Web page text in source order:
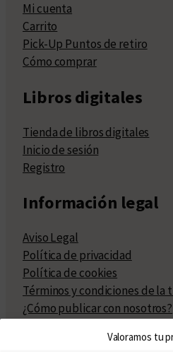
Valoramos tu
Mi cuenta
Carrito
Pick-Up Puntos de retiro
Cómo comprar
Libros digitales
Tienda de libros digitales
Inicio de sesión
Registro
Información legal
Aviso Legal
Política de privacidad
Política de cookies
Términos y condiciones de la
¿Cómo publicar con nosotros?
Políticas de publicación